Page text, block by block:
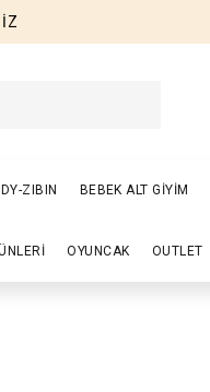
ZIBIN BEBEK ALT GİYİM
OYUNCAK OUTLET